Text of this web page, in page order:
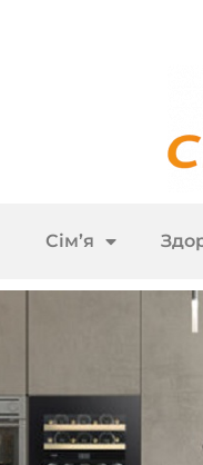
Сім’я